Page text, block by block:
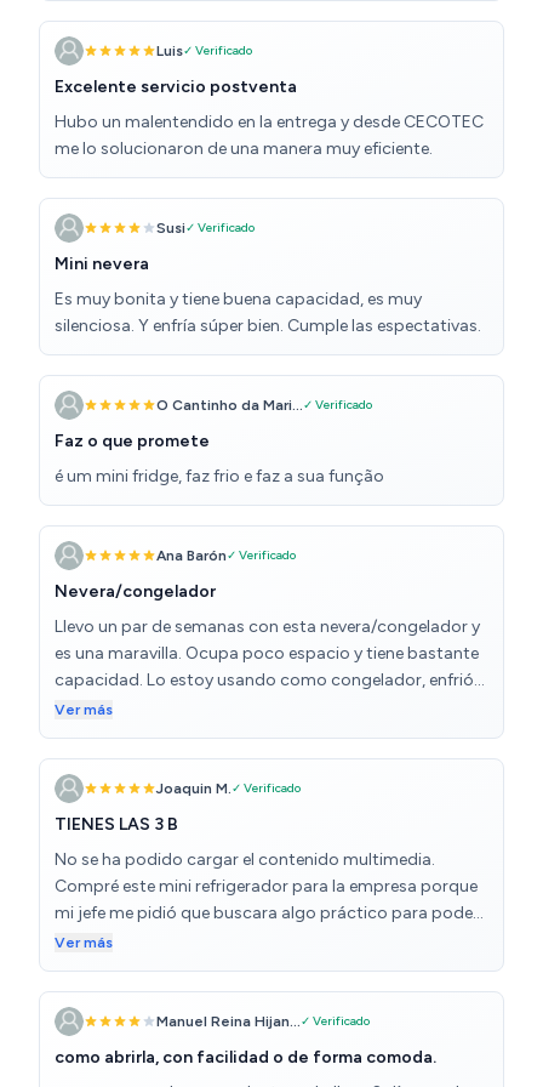
Luis✓ Verificado
Excelente servicio postventa
Hubo un malentendido en la entrega y desde CECOTEC
me lo solucionaron de una manera muy eficiente.
Susi✓ Verificado
Mini nevera
Es muy bonita y tiene buena capacidad, es muy
silenciosa. Y enfría súper bien. Cumple las espectativas.
O Cantinho da Mari...✓ Verificado
Faz o que promete
é um mini fridge, faz frio e faz a sua função
Ana Barón✓ Verificado
Nevera/congelador
Llevo un par de semanas con esta nevera/congelador y
es una maravilla. Ocupa poco espacio y tiene bastante
capacidad. Lo estoy usando como congelador, enfrió
muy rápido al enchufarlo por primera vez y funciona
muy bien.
Ver más
Joaquin M.✓ Verificado
TIENES LAS 3 B
No se ha podido cargar el contenido multimedia.
Compré este mini refrigerador para la empresa porque
mi jefe me pidió que buscara algo práctico para poder
ofrecer bebidas a los clientes que viene a las oficinas,
pero que siguiese la línea de la empresa en diseño, y la
verdad es que ha sido todo un acierto. Me decanté por
este modelo por el estilo retro que tiene, que le da un
toque muy chulo a la oficina y no desentona nada con
Ver más
Manuel Reina Hijan...✓ Verificado
como abrirla, con facilidad o de forma comoda.